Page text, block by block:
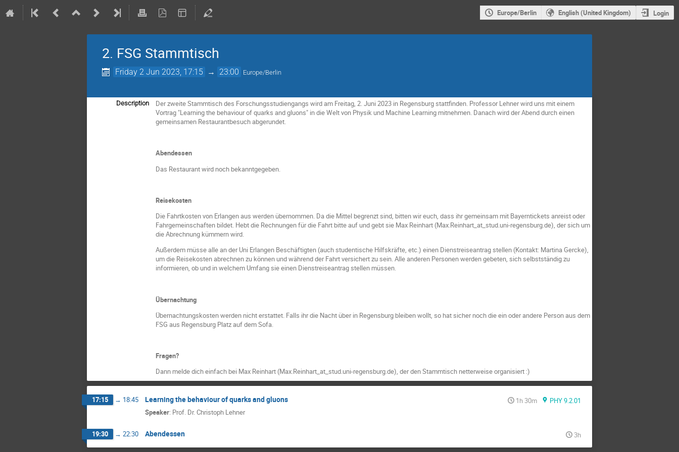
Europe/Berlin English (United Kingdom) Login
2. FSG Stammtisch
Friday 2 Jun 2023, 17:15 → 23:00 Europe/Berlin
Description
Der zweite Stammtisch des Forschungsstudiengangs wird am Freitag, 2. Juni 2023 in Regensburg stattfinden. Professor Lehner wird uns mit einem
Vortrag "Learning the behaviour of quarks and gluons" in die Welt von Physik und Machine Learning mitnehmen. Danach wird der Abend durch einen
gemeinsamen Restaurantbesuch abgerundet.
Abendessen
Das Restaurant wird noch bekanntgegeben.
Reisekosten
Die Fahrtkosten von Erlangen aus werden übernommen. Da die Mittel begrenzt sind, bitten wir euch, dass ihr gemeinsam mit Bayerntickets anreist oder
Fahrgemeinschaften bildet. Hebt die Rechnungen für die Fahrt bitte auf und gebt sie Max Reinhart (Max.Reinhart_at_stud.uni-regensburg.de), der sich um
die Abrechnung kümmern wird.
Außerdem müsse alle an der Uni Erlangen Beschäftigten (auch studentische Hilfskräfte, etc.) einen Dienstreiseantrag stellen (Kontakt: Martina Gercke),
um die Reisekosten abrechnen zu können und während der Fahrt versichert zu sein. Alle anderen Personen werden gebeten, sich selbstständig zu
informieren, ob und in welchem Umfang sie einen Dienstreiseantrag stellen müssen.
Übernachtung
Übernachtungskosten werden nicht erstattet. Falls ihr die Nacht über in Regensburg bleiben wollt, so hat sicher noch die ein oder andere Person aus dem
FSG aus Regensburg Platz auf dem Sofa.
Fragen?
Dann melde dich einfach bei Max Reinhart (Max.Reinhart_at_stud.uni-regensburg.de), der den Stammtisch netterweise organisiert :)
17:15 → 18:45 Learning the behaviour of quarks and gluons 1h 30m
PHY 9.2.01
Speaker: Prof. Dr. Christoph Lehner
19:30 → 22:30 Abendessen 3h